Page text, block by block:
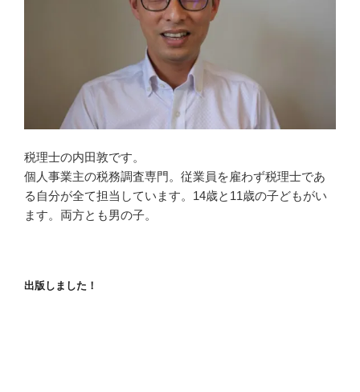
税理士の内田敦です。
個人事業主の税務調査専門。従業員を雇わず税理士であ
る自分が全て担当しています。14歳と11歳の子どもがい
ます。両方とも男の子。
出版しました！